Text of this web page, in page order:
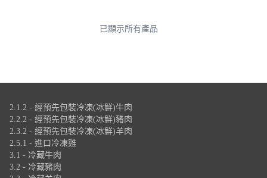
已顯示所有產品
2.1.2 - 經預先包裝冷凍(冰鮮)牛肉
2.2.2 - 經預先包裝冷凍(冰鮮)豬肉
2.3.2 - 經預先包裝冷凍(冰鮮)羊肉
2.5.1 - 進口冷凍雞
3.1 - 冷藏牛肉
3.2 - 冷藏豬肉